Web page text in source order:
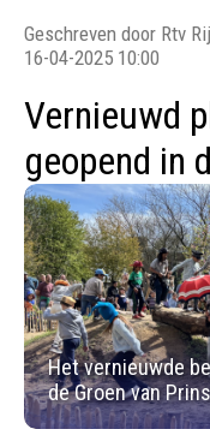
Geschreven door Rtv
16-04-2025 10:00
Vernieuwd
geopend in
Het vernieuwde
de Groen van